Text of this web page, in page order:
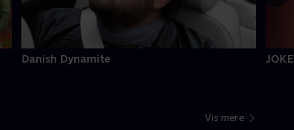
Danish Dynamite
Vis mere